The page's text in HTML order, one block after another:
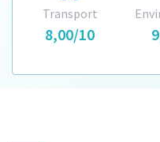
Transport
8,00/10